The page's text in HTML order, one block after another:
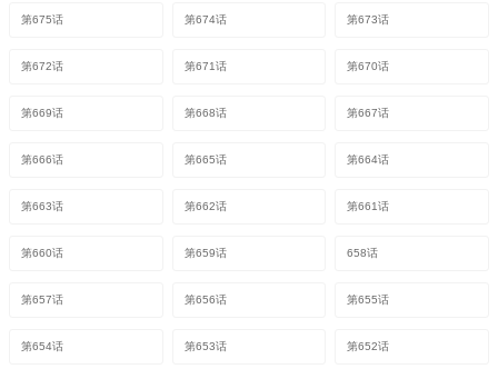
第675话 第674话 第673话
第672话 第671话 第670话
第669话 第668话 第667话
第666话 第665话 第664话
第663话 第662话 第661话
第660话 第659话 658话
第657话 第656话 第655话
第654话 第653话 第652话